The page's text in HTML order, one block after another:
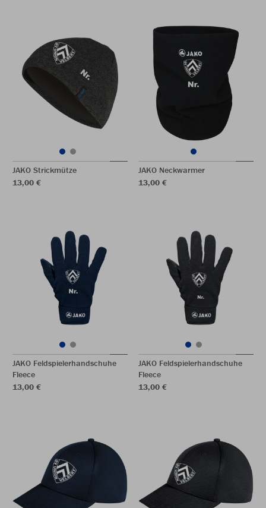
JAKO Strickmütze
13,00 €
JAKO Neckwarmer
13,00 €
JAKO Feldspielerhandschuhe
Fleece
13,00 €
JAKO Feldspielerhandschuhe
Fleece
13,00 €